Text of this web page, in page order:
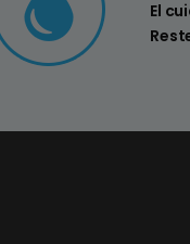
pérdidas en los El